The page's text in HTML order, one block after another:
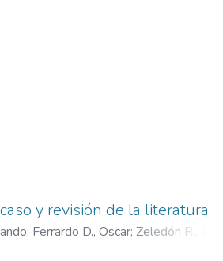
y revisión de la literatura
; Ferrardo D., Oscar; Zeledón R., Javier